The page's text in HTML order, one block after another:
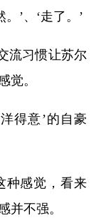
。’、‘走了。’
流习惯让苏尔
觉。
得意’的自豪
种感觉，看来
并不强。